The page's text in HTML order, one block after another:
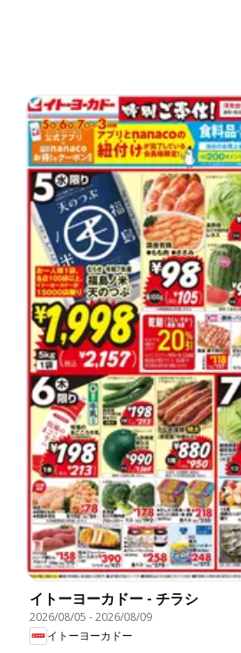
イトーヨーカドー - チラシ
2026/08/05 -2026/08/09
イトーヨーカドー